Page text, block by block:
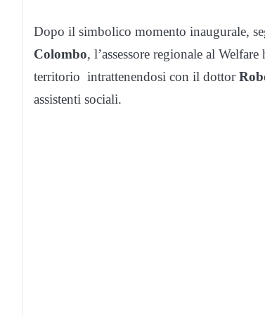
Dopo il simbolico momento inaugurale,
Colombo, l’assessore regionale al
territorio intrattenendosi con il dottor
assistenti sociali.